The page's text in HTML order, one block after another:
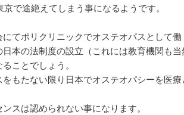
で途絶えてしまう事になるようです。
てポリクリニックでオステオパスとして
本の法制度の設立（これには教育機関も当
ことでしょう。
もたない限り日本でオステオパシーを医療
スは認められない事になります。